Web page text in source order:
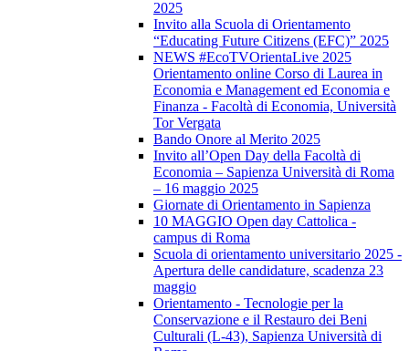
2025
Invito alla Scuola di Orientamento
“Educating Future Citizens (EFC)” 2025
NEWS #EcoTVOrientaLive 2025
Orientamento online Corso di Laurea in
Economia e Management ed Economia e
Finanza - Facoltà di Economia, Università
Tor Vergata
Bando Onore al Merito 2025
Invito all’Open Day della Facoltà di
Economia – Sapienza Università di Roma
– 16 maggio 2025
Giornate di Orientamento in Sapienza
10 MAGGIO Open day Cattolica -
campus di Roma
Scuola di orientamento universitario 2025 -
Apertura delle candidature, scadenza 23
maggio
Orientamento - Tecnologie per la
Conservazione e il Restauro dei Beni
Culturali (L-43), Sapienza Università di